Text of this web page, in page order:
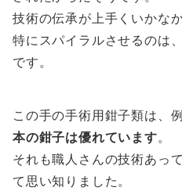
技術の伝承が上手くいかな
特にスパイラルさせるのは
です。
この手の手術用鉗子類は、
本の鉗子は優れています。
それも職人さんの技術あっ
て思い知りました。